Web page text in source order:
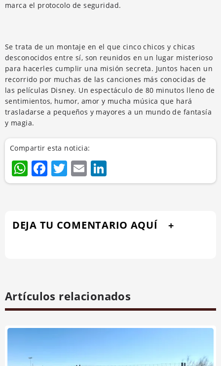
marca el protocolo de seguridad.
Se trata de un montaje en el que cinco chicos y chicas
desconocidos entre sí, son reunidos en un lugar misterioso
para hacerles cumplir una misión secreta. Juntos hacen un
recorrido por muchas de las canciones más conocidas de
las películas Disney. Un espectáculo de 80 minutos lleno de
sentimientos, humor, amor y mucha música que hará
trasladarse a pequeños y mayores a un mundo de fantasía
y magia.
Compartir esta noticia:
WhatsApp
Facebook
Twitter
Email
DEJA TU COMENTARIO AQUÍ
Artículos relacionados